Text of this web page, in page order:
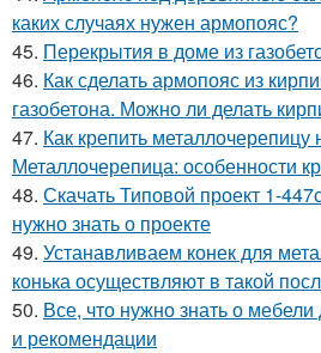
каких случаях нужен армопояс?
45. Перекрытия в доме из
46. Как сделать армопояс из
газобетона. Можно ли делать
47. Как крепить
Металлочерепица: особенности
48. Скачать Типовой проект 1-
нужно знать о проекте
49. Устанавливаем конек для
конька осуществляют в такой
50. Все, что нужно знать о
и рекомендации